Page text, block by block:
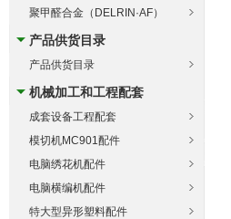
聚甲醛合金（DELRIN·AF）
产品供货目录
产品供货目录
机械加工和工程配套
成套设备工程配套
模切机MC901配件
电脑绣花机配件
电脑横编机配件
特大型异形塑料配件